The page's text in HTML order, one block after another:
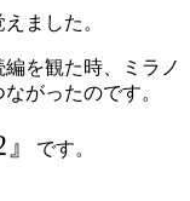
ました。
を観た時、ミラノ
がったのです。
です。